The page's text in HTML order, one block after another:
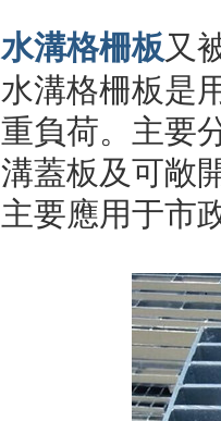
水溝格柵板又
水溝格柵板是
重負荷。主要
溝蓋板及可敞
主要應用于市